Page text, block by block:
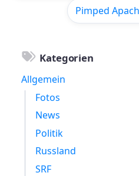
Pimped
Kategorien
Allgemein
Fotos
News
Politik
Russland
SRF